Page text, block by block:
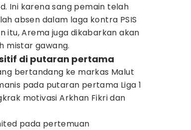
Ini karena sang pemain telah
absen dalam laga kontra PSIS
itu, Arema juga dikabarkan akan
mistar gawang.
di putaran pertama
bertandang ke markas Malut
pada putaran pertama Liga 1
motivasi Arkhan Fikri dan
pada pertemuan